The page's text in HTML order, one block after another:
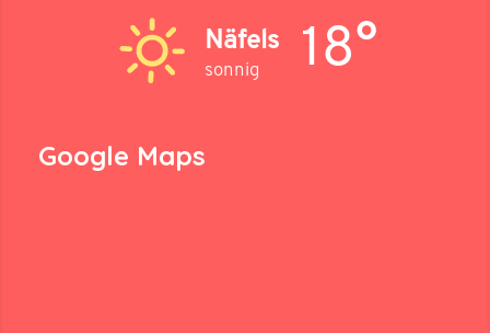
Näfels
sonnig 18°
Google Maps